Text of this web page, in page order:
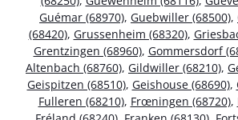
Guémar (68970), Guebwiller (68500),
(68420), Grussenheim (68320),
Grentzingen (68960), Gommersdorf
Altenbach (68760), Gildwiller (68210),
Geispitzen (68510), Geishouse (68690),
Fulleren (68210), Frœningen (68720),